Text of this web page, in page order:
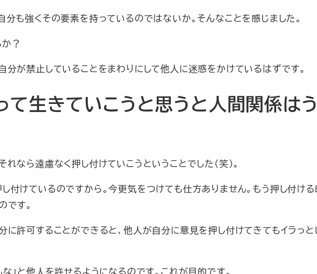
分も強くその要素を持っているのではないか。そんなことを感じました。
？
分が禁止していることをまわりにして他人に迷惑をかけているはずです。
て生きていこうと思うと人間関係は
なら遠慮なく押し付けていこうということでした（笑）。
付けているのですから。今更気をつけても仕方ありません。もう押し付け
です。
に許可することができると、他人が自分に意見を押し付けてきてもイラっと
」と他人を許せるようになるのです。これが目的です。